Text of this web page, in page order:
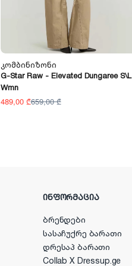
Კომბინიზონი
G-Star Raw - Elevated Dungaree S\l
Wmn
489,00 ₾659,00 ₾
ᲘᲜᲤᲝᲠᲛᲐᲪᲘᲐ
ბრენდები
სასაჩუქრე ბარათი
დრესაპ ბარათი
Collab X Dressup.ge